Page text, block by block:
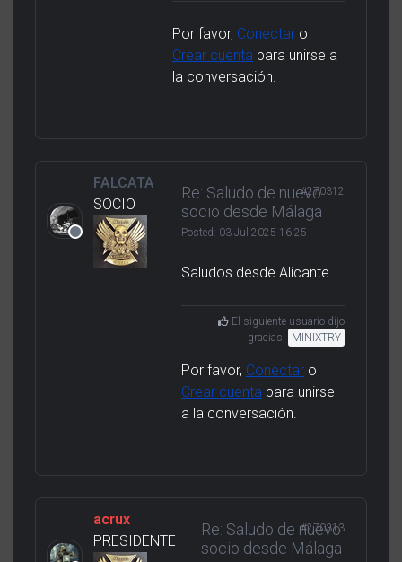
Por favor, Conectar o
Crear cuenta para unirse a
la conversación.
FALCATA
SOCIO
Re: Saludo de nuevo
socio desde Málaga
Posted: 03 Jul 2025 16:25
#270312
Saludos desde Alicante.
El siguiente usuario dijo
gracias:
MINIXTRY
Por favor, Conectar o
Crear cuenta para unirse
a la conversación.
acrux
PRESIDENTE
Re: Saludo de nuevo
socio desde Málaga
#270313